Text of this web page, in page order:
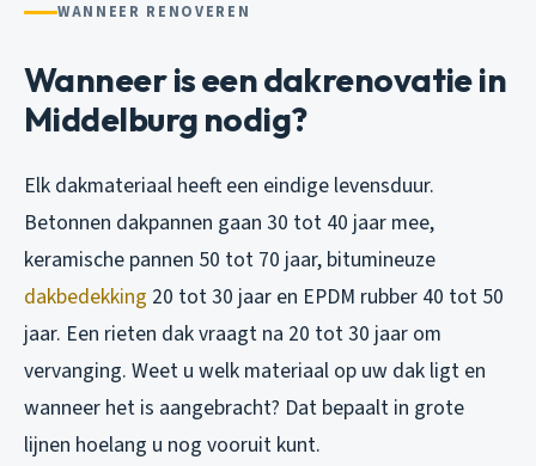
WANNEER RENOVEREN
Wanneer is een dakrenovatie in
Middelburg nodig?
Elk dakmateriaal heeft een eindige levensduur.
Betonnen dakpannen gaan 30 tot 40 jaar mee,
keramische pannen 50 tot 70 jaar, bitumineuze
dakbedekking 20 tot 30 jaar en EPDM rubber 40 tot 50
jaar. Een rieten dak vraagt na 20 tot 30 jaar om
vervanging. Weet u welk materiaal op uw dak ligt en
wanneer het is aangebracht? Dat bepaalt in grote
lijnen hoelang u nog vooruit kunt.